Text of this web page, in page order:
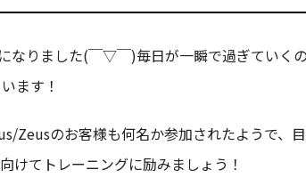
なりました(￣▽￣)毎日が一瞬で過ぎていく
ます！
Zeusのお客様も何名か参加されたようで、
けてトレーニングに励みましょう！